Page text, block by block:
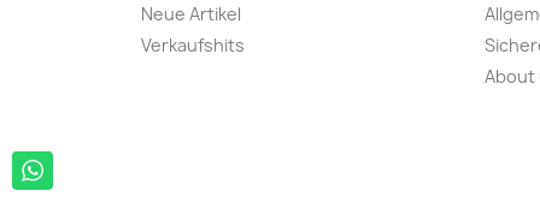
Neue Artikel
Verkaufshits
About